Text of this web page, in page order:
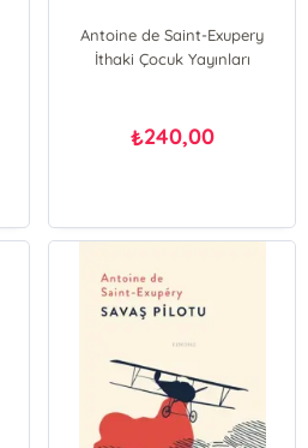
Antoine de Saint-Exupery
İthaki Çocuk Yayınları
₺240,00